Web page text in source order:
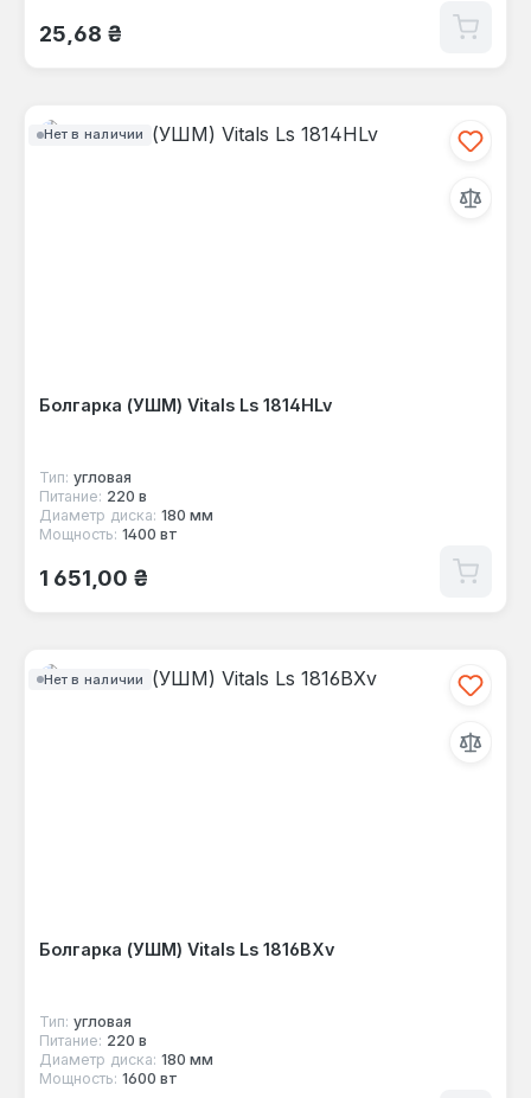
Обычная цена:
25,68 ₴
Нет в наличии
Болгарка (УШМ) Vitals Ls 1814HLv
Тип: угловая
Питание: 220 в
Диаметр диска: 180 мм
Мощность: 1400 вт
Обычная цена:
1 651,00 ₴
Нет в наличии
Болгарка (УШМ) Vitals Ls 1816BXv
Тип: угловая
Питание: 220 в
Диаметр диска: 180 мм
Мощность: 1600 вт